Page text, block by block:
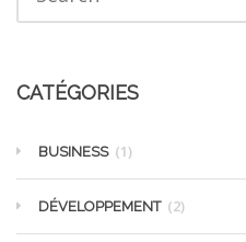
CATÉGORIES
BUSINESS (1)
DÉVELOPPEMENT (2)